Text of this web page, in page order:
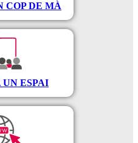
COP DE MÀ
UN ESPAI